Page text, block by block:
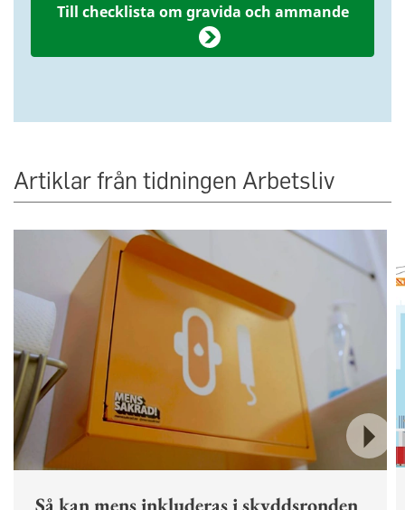
Till checklista om gravida och ammande
Artiklar från tidningen Arbetsliv
Nästa